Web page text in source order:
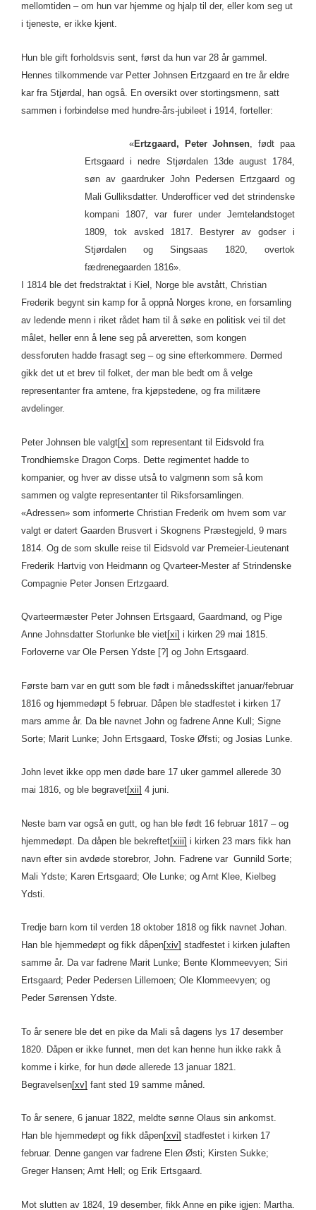
mellomtiden – om hun var hjemme og hjalp til der, eller kom seg ut
i tjeneste, er ikke kjent.
Hun ble gift forholdsvis sent, først da hun var 28 år gammel.
Hennes tilkommende var Petter Johnsen Ertzgaard en tre år eldre
kar fra Stjørdal, han også. En oversikt over stortingsmenn, satt
sammen i forbindelse med hundre-års-jubileet i 1914, forteller:
«Ertzgaard, Peter Johnsen, født paa
Ertsgaard i nedre Stjørdalen 13de august 1784,
søn av gaardruker John Pedersen Ertzgaard og
Mali Gulliksdatter. Underofficer ved det strindenske
kompani 1807, var furer under Jemtelandstoget
1809, tok avsked 1817. Bestyrer av godser i
Stjørdalen og Singsaas 1820, overtok
fædrenegaarden 1816».
I 1814 ble det fredstraktat i Kiel, Norge ble avstått, Christian
Frederik begynt sin kamp for å oppnå Norges krone, en forsamling
av ledende menn i riket rådet ham til å søke en politisk vei til det
målet, heller enn å lene seg på arveretten, som kongen
dessforuten hadde frasagt seg – og sine efterkommere. Dermed
gikk det ut et brev til folket, der man ble bedt om å velge
representanter fra amtene, fra kjøpstedene, og fra militære
avdelinger.
Peter Johnsen ble valgt[x] som representant til Eidsvold fra
Trondhiemske Dragon Corps. Dette regimentet hadde to
kompanier, og hver av disse utså to valgmenn som så kom
sammen og valgte representanter til Riksforsamlingen.
«Adressen» som informerte Christian Frederik om hvem som var
valgt er datert Gaarden Brusvert i Skognens Præstegjeld, 9 mars
1814. Og de som skulle reise til Eidsvold var Premeier-Lieutenant
Frederik Hartvig von Heidmann og Qvarteer-Mester af Strindenske
Compagnie Peter Jonsen Ertzgaard.
Qvarteermæster Peter Johnsen Ertsgaard, Gaardmand, og Pige
Anne Johnsdatter Storlunke ble viet[xi] i kirken 29 mai 1815.
Forloverne var Ole Persen Ydste [?] og John Ertsgaard.
Første barn var en gutt som ble født i månedsskiftet januar/februar
1816 og hjemmedøpt 5 februar. Dåpen ble stadfestet i kirken 17
mars amme år. Da ble navnet John og fadrene Anne Kull; Signe
Sorte; Marit Lunke; John Ertsgaard, Toske Øfsti; og Josias Lunke.
John levet ikke opp men døde bare 17 uker gammel allerede 30
mai 1816, og ble begravet[xii] 4 juni.
Neste barn var også en gutt, og han ble født 16 februar 1817 – og
hjemmedøpt. Da dåpen ble bekreftet[xiii] i kirken 23 mars fikk han
navn efter sin avdøde storebror, John. Fadrene var Gunnild Sorte;
Mali Ydste; Karen Ertsgaard; Ole Lunke; og Arnt Klee, Kielbeg
Ydsti.
Tredje barn kom til verden 18 oktober 1818 og fikk navnet Johan.
Han ble hjemmedøpt og fikk dåpen[xiv] stadfestet i kirken julaften
samme år. Da var fadrene Marit Lunke; Bente Klommeevyen; Siri
Ertsgaard; Peder Pedersen Lillemoen; Ole Klommeevyen; og
Peder Sørensen Ydste.
To år senere ble det en pike da Mali så dagens lys 17 desember
1820. Dåpen er ikke funnet, men det kan henne hun ikke rakk å
komme i kirke, for hun døde allerede 13 januar 1821.
Begravelsen[xv] fant sted 19 samme måned.
To år senere, 6 januar 1822, meldte sønne Olaus sin ankomst.
Han ble hjemmedøpt og fikk dåpen[xvi] stadfestet i kirken 17
februar. Denne gangen var fadrene Elen Østi; Kirsten Sukke;
Greger Hansen; Arnt Hell; og Erik Ertsgaard.
Mot slutten av 1824, 19 desember, fikk Anne en pike igjen: Martha.